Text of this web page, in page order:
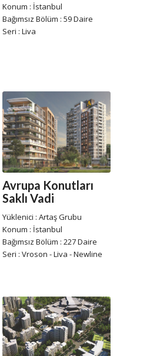
Konum : İstanbul
Bağımsız Bölüm : 59 Daire
Seri : Liva
Avrupa Konutları
Saklı Vadi
Yüklenici : Artaş Grubu
Konum : İstanbul
Bağımsız Bölüm : 227 Daire
Seri : Vroson - Liva - Newline